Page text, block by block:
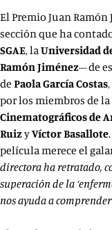
El Premio Juan
sección que ha
SGAE, laUniversidad
Ramón Jiménez– de
de PaolaGarcíaCostas
por los miembros de la
Cinematográficos de
RuizyVíctor Basallote
película merece el
directora ha retratado,
superación de la
nos ayuda a